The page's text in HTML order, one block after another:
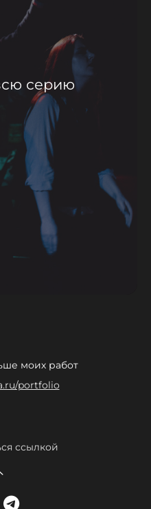
серию
моих работ
portfolio
ссылкой